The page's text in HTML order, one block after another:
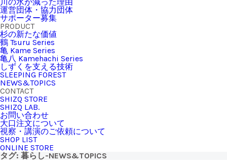
運営団体・協力団体
サポーター募集
PRODUCT
杉の新たな価値
鶴 Tsuru Series
亀 Kame Series
亀八 Kamehachi Series
しずくを支える技術
SLEEPING FOREST
NEWS&TOPICS
CONTACT
SHIZQ STORE
SHIZQ LAB.
お問い合わせ
大口注文について
視察・講演のご依頼について
SHOP LIST
ONLINE STORE
タグ: 暮らし-NEWS&TOPICS